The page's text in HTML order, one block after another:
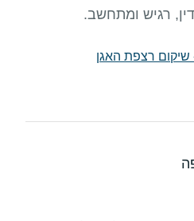
רגיש ומתחשב.
- שיקום רצפת האגן